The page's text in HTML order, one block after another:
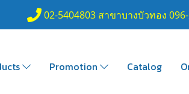
02-5404803 สาขาบางบัวทอง
Promotion Catalog